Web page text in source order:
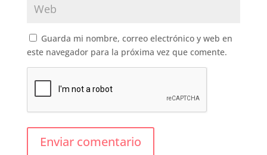
Guarda mi nombre, correo electrónico y web en
este navegador para la próxima vez que comente.
Enviar comentario